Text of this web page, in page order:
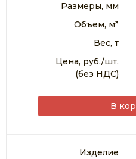
ПЕРЕМЫЧКИ
ПЛИТА ДОРОЖНАЯ
Размеры, мм
Объем, м³
Вес, т
Цена, руб./шт.
(без НДС)
В
Изделие